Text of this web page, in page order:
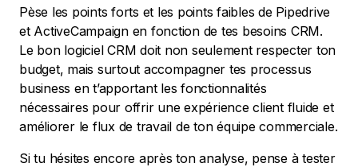
Pèse les points forts et les points faibles de Pipedrive
et ActiveCampaign en fonction de tes besoins CRM.
Le bon logiciel CRM doit non seulement respecter ton
budget, mais surtout accompagner tes processus
business en t’apportant les fonctionnalités
nécessaires pour offrir une expérience client fluide et
améliorer le flux de travail de ton équipe commerciale.
Si tu hésites encore après ton analyse, pense à tester